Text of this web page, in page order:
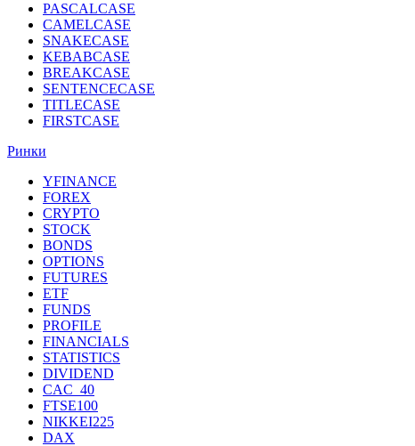
PASCALCASE
CAMELCASE
SNAKECASE
KEBABCASE
BREAKCASE
SENTENCECASE
TITLECASE
FIRSTCASE
Ринки
YFINANCE
FOREX
CRYPTO
STOCK
BONDS
OPTIONS
FUTURES
ETF
FUNDS
PROFILE
FINANCIALS
STATISTICS
DIVIDEND
CAC_40
FTSE100
NIKKEI225
DAX